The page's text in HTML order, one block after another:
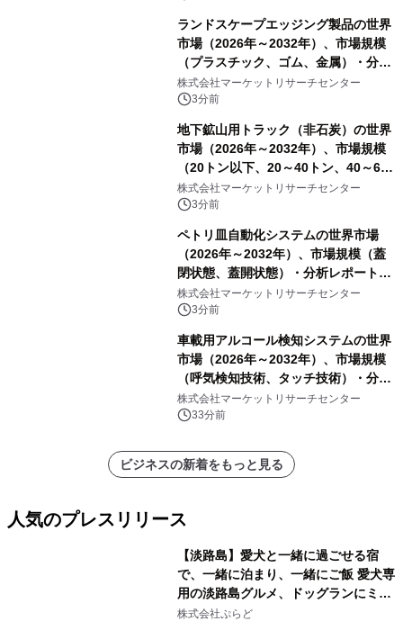
ランドスケープエッジング製品の世界
市場（2026年～2032年）、市場規模
（プラスチック、ゴム、金属）・分析
レポートを発表
株式会社マーケットリサーチセンター
3分前
地下鉱山用トラック（非石炭）の世界
市場（2026年～2032年）、市場規模
（20トン以下、20～40トン、40～60
トン、60トン超）・分析レポートを発
表
株式会社マーケットリサーチセンター
3分前
ペトリ皿自動化システムの世界市場
（2026年～2032年）、市場規模（蓋
閉状態、蓋開状態）・分析レポートを
発表
株式会社マーケットリサーチセンター
3分前
車載用アルコール検知システムの世界
市場（2026年～2032年）、市場規模
（呼気検知技術、タッチ技術）・分析
レポートを発表
株式会社マーケットリサーチセンター
33分前
ビジネスの新着をもっと見る
人気のプレスリリース
【淡路島】愛犬と一緒に過ごせる宿
で、一緒に泊まり、一緒にご飯 愛犬専
用の淡路島グルメ、ドッグランにミニ
プール グランピングとトレーラーハウ
株式会社ぷらど